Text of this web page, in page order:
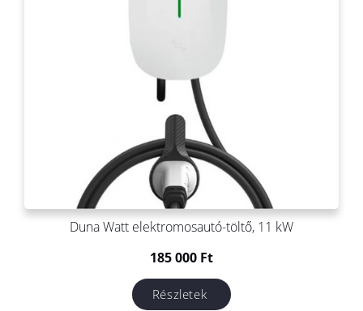
Duna Watt elektromosautó-töltő, 11 kW
185 000 Ft
Részletek